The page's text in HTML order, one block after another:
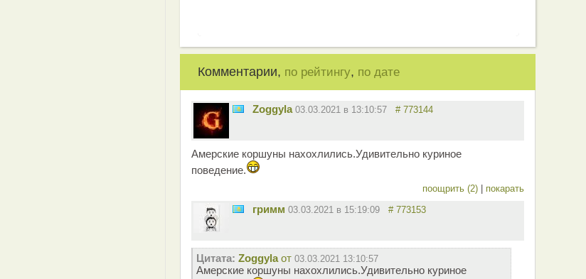
Комментарии, по рейтингу, по дате
Zoggyla 03.03.2021 в 13:10:57 # 773144
Амерские коршуны нахохлились.Удивительно куриное
поведение.
поощрить (2) | покарать
гримм 03.03.2021 в 15:19:09 # 773153
Цитата: Zoggylaот 03.03.2021 13:10:57
Амерские коршуны нахохлились.Удивительно куриное